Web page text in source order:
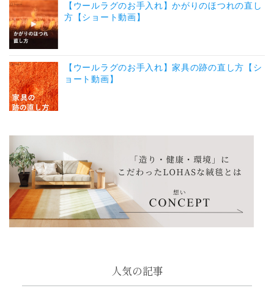
【ウールラグのお手入れ】かがりのほつれの直し
方【ショート動画】
【ウールラグのお手入れ】家具の跡の直し方【シ
ョート動画】
人気の記事